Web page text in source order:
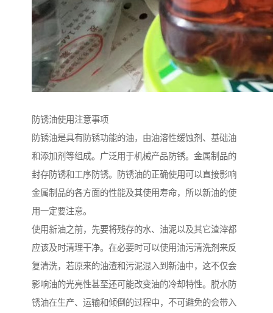
防锈油使用注意事项
防锈油是具有防锈功能的油，由油溶性缓蚀剂、基础油
和添加剂等组成。广泛用于机械产品防锈。金属制品的
封存防锈和工序防锈。防锈油的正确使用可以直接影响
金属制品的各方面的性能及其使用寿命，所以新油的使
用一定要注意。
使用新油之前，先要将残存的水、油泥以及其它渣滓都
应该及时清理干净。在必要时可以使用油污清洗剂来反
复清洗，若原来的油渣和污泥混入到新油中，这不仅会
影响油的光亮性甚至还可能改变油的冷却特性。脱水防
锈油在生产、运输和倾倒的过程中，不可避免的会带入